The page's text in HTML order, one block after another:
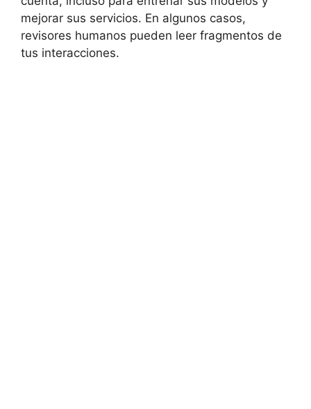
mejorar sus servicios. En algunos casos,
revisores humanos pueden leer fragmentos de
tus interacciones.